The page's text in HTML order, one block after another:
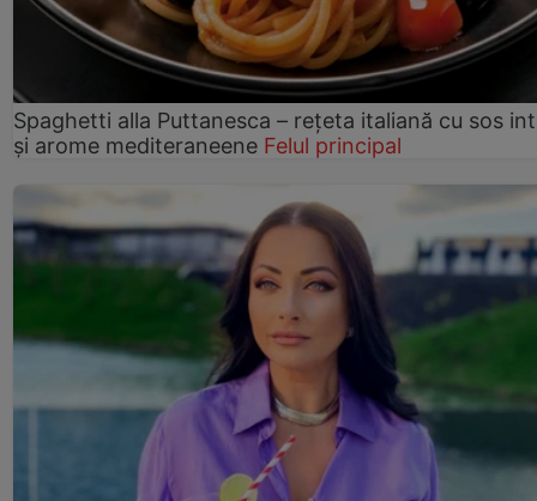
Spaghetti alla Puttanesca – rețeta italiană cu sos
și arome mediteraneene Felul principal